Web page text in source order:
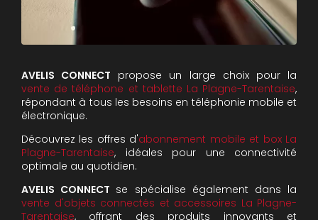
AVELIS CONNECT propose un large choix pour la
vente de téléphone et tablette La Plagne-Tarentaise,
répondant à tous les besoins en téléphonie mobile et
électronique.
Découvrez les offres d'abonnement mobile et box La
Plagne-Tarentaise, idéales pour une connectivité
optimale au quotidien.
AVELIS CONNECT se spécialise également dans la
vente d'objets connectés et accessoires La Plagne-
Tarentaise, offrant des produits innovants et